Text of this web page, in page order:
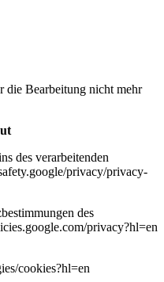
die Bearbeitung nicht mehr
des verarbeitenden
privacy/privacy-
des
privacy?hl=en
cookies?hl=en